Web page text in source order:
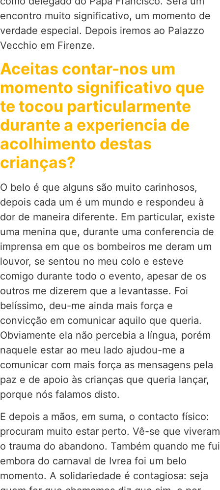
encontro muito significativo, um momento de
verdade especial. Depois iremos ao Palazzo
Vecchio em Firenze.
Aceitas contar-nos um
momento significativo que
te tocou particularmente
durante a experiencia de
acolhimento destas
crianças?
O belo é que alguns são muito carinhosos,
depois cada um é um mundo e respondeu à
dor de maneira diferente. Em particular, existe
uma menina que, durante uma conferencia de
imprensa em que os bombeiros me deram um
louvor, se sentou no meu colo e esteve
comigo durante todo o evento, apesar de os
outros me dizerem que a levantasse. Foi
belíssimo, deu-me ainda mais força e
convicção em comunicar aquilo que queria.
Obviamente ela não percebia a língua, porém
naquele estar ao meu lado ajudou-me a
comunicar com mais força as mensagens pela
paz e de apoio às crianças que queria lançar,
porque nós falamos disto.
E depois a mãos, em suma, o contacto físico:
procuram muito estar perto. Vê-se que viveram
o trauma do abandono. Também quando me fui
embora do carnaval de Ivrea foi um belo
momento. A solidariedade é contagiosa: seja